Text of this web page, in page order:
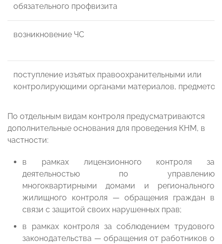
обязательного профвизита
возникновение ЧС
поступление изъятых правоохранительными или
контролирующими органами материалов, предметов
По отдельным видам контроля предусматриваются
дополнительные основания для проведения КНМ, в
частности:
в рамках лицензионного контроля за
деятельностью по управлению
многоквартирными домами и регионального
жилищного контроля — обращения граждан в
связи с защитой своих нарушенных прав;
в рамках контроля за соблюдением трудового
законодательства — обращения от работников о